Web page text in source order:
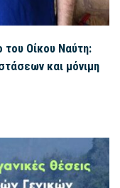
Οίκου Ναύτη:
και μόνιμη